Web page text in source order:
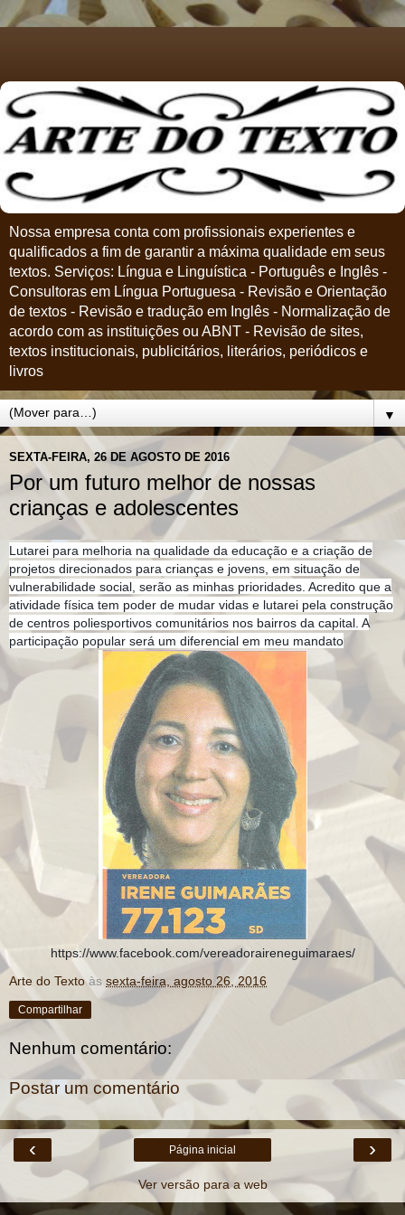
Nossa empresa conta com profissionais experientes e
qualificados a fim de garantir a máxima qualidade em seus
textos. Serviços: Língua e Linguística - Português e Inglês -
Consultoras em Língua Portuguesa - Revisão e Orientação
de textos - Revisão e tradução em Inglês - Normalização de
acordo com as instituições ou ABNT - Revisão de sites,
textos institucionais, publicitários, literários, periódicos e
livros
▼
SEXTA-FEIRA, 26 DE AGOSTO DE 2016
Por um futuro melhor de nossas
crianças e adolescentes
Lutarei para melhoria na qualidade da educação e a criação de
projetos direcionados para crianças e jovens, em situação de
vulnerabilidade social, serão as minhas prioridades. Acredito que a
atividade física tem poder de mudar vidas e lutarei pela construção
de centros poliesportivos comunitários nos bairros da capital. A
participação popular será um diferencial em meu mandato
https://www.facebook.com/vereadoraireneguimaraes/
Arte do Texto às sexta-feira, agosto 26, 2016
Compartilhar
Nenhum comentário:
Postar um comentário
‹ ›
Página inicial
Ver versão para a web